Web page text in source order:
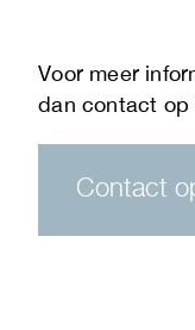
Contact